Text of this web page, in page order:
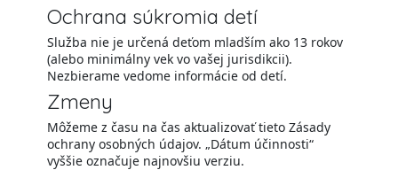
Ochrana súkromia detí
Služba nie je určená deťom mladším ako 13 rokov
(alebo minimálny vek vo vašej jurisdikcii).
Nezbierame vedome informácie od detí.
Zmeny
Môžeme z času na čas aktualizovať tieto Zásady
ochrany osobných údajov. „Dátum účinnosti“
vyššie označuje najnovšiu verziu.